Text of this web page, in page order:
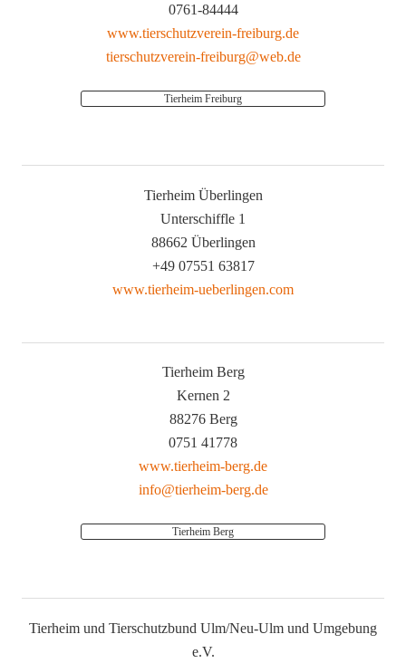
0761-84444
www.tierschutzverein-freiburg.de
tierschutzverein-freiburg@web.de
Tierheim Freiburg
Tierheim Überlingen
Unterschiffle 1
88662 Überlingen
+49 07551 63817
www.tierheim-ueberlingen.com
Tierheim Berg
Kernen 2
88276 Berg
0751 41778
www.tierheim-berg.de
info@tierheim-berg.de
Tierheim Berg
Tierheim und Tierschutzbund Ulm/Neu-Ulm und Umgebung
e.V.